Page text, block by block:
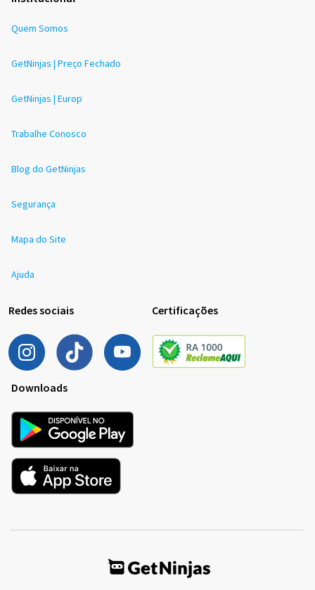
Quem Somos
GetNinjas | Preço Fechado
GetNinjas | Europ
Trabalhe Conosco
Blog do GetNinjas
Segurança
Mapa do Site
Ajuda
Redes sociais Certificações
Downloads